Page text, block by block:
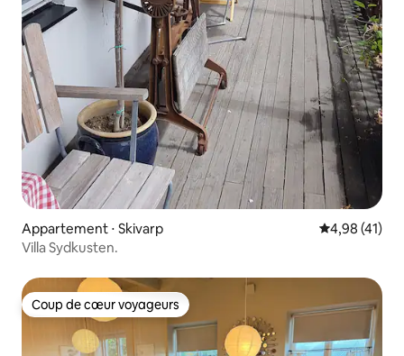
Appartement ⋅ Skivarp Évaluation
4,98 (41)
Villa Sydkusten.
Coup de cœur voyageurs
Coup de cœur voyageurs